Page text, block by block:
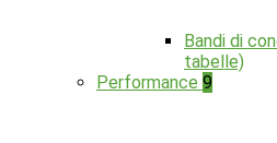
Bandi di
tabelle)
Performance 9